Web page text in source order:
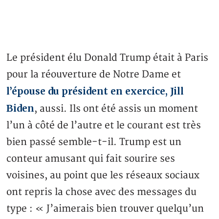
Le président élu Donald Trump était à Paris
pour la réouverture de Notre Dame et
l’épouse du président en exercice, Jill
Biden, aussi. Ils ont été assis un moment
l’un à côté de l’autre et le courant est très
bien passé semble-t-il. Trump est un
conteur amusant qui fait sourire ses
voisines, au point que les réseaux sociaux
ont repris la chose avec des messages du
type : « J’aimerais bien trouver quelqu’un